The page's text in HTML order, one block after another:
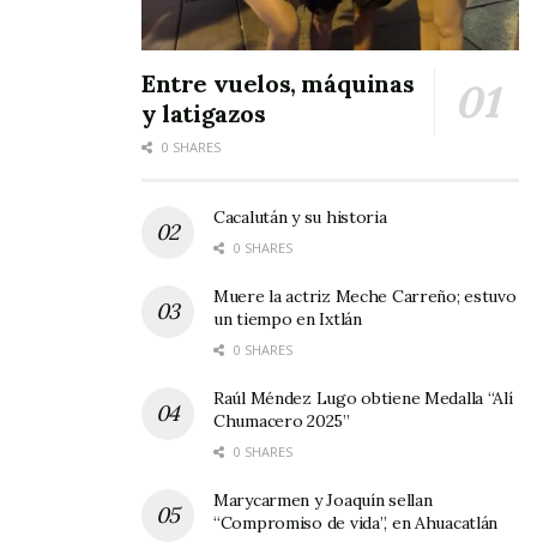
los diputados Francisco Monroy y Francisco
miembro también de la referida Asociación.
Entre vuelos, máquinas
y latigazos
0 SHARES
Cacalután y su historia
0 SHARES
Muere la actriz Meche Carreño; estuvo
un tiempo en Ixtlán
0 SHARES
Raúl Méndez Lugo obtiene Medalla “Alí
Chumacero 2025”
0 SHARES
Marycarmen y Joaquín sellan
“Compromiso de vida”, en Ahuacatlán